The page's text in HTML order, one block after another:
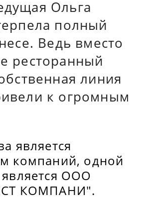
Ольга
полный
Ведь вместо
ресторанный
линия
к огромным
является
компаний, одной
ООО
КОМПАНИ".